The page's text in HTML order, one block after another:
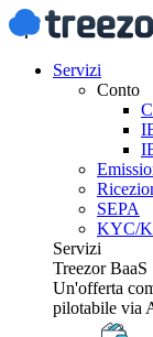
Servizi
Conto
SEPA
KYC/
Servizi
Treezor BaaS
Un'offerta
pilotabile via